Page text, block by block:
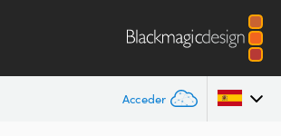
Acceder